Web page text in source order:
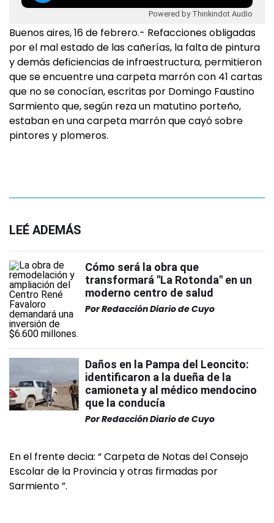
Powered by Thinkindot Audio
Buenos aires, 16 de febrero.- Refacciones obligadas
por el mal estado de las cañerías, la falta de pintura
y demás deficiencias de infraestructura, permitieron
que se encuentre una carpeta marrón con 41 cartas
que no se conocían, escritas por Domingo Faustino
Sarmiento que, según reza un matutino porteño,
estaban en una carpeta marrón que cayó sobre
pintores y plomeros.
LEÉ ADEMÁS
Cómo será la obra que
transformará "La Rotonda" en un
moderno centro de salud
PorRedacción Diario de Cuyo
Daños en la Pampa del Leoncito:
identificaron a la dueña de la
camioneta y al médico mendocino
que la conducía
PorRedacción Diario de Cuyo
En el frente decia: “ Carpeta de Notas del Consejo
Escolar de la Provincia y otras firmadas por
Sarmiento ”.